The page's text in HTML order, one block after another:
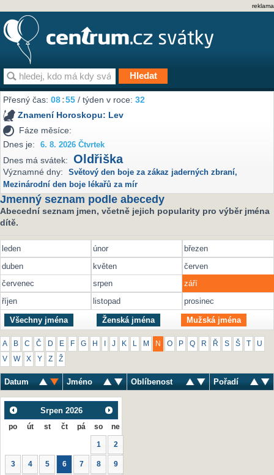
reklama
Přesný čas:08 55 / týden v roce:32
Znamení Horoskopu: Lev
Fáze měsíce:
Dnes je:
6. 8. 2026 Čtvrtek
Dnes má svátek: Oldřiška
Významné dny: Světový den boje za zákaz jaderných zbraní,
Mezinárodní den boje lékařů za mír
Jmenný seznam podle abecedy
Abecední seznam jmen, včetně jejich popularity pro výběr jména
dítě.
leden únor
březen
duben
květen
červen
červenec
srpen
září
říjen
listopad prosinec
Všechny jména Ženská jména Mužská jména
A B C Č D E F G H J K M N O P Q R Ř S Š U
V W X Y Z Ž
Datum Jméno Oblíbenost Pořadí
Srpen 2026
po út st čt pá so ne
1 2
3 4 5 6 7 8 9